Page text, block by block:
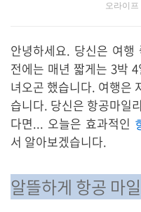
오라이프
안녕하세요. 당신은 여행
전에는 매년 짧게는 3박
녀오곤 했습니다. 여행은
습니다. 당신은 항공마일
다면... 오늘은 효과적인
서 알아보겠습니다.
알뜰하게 항공 마